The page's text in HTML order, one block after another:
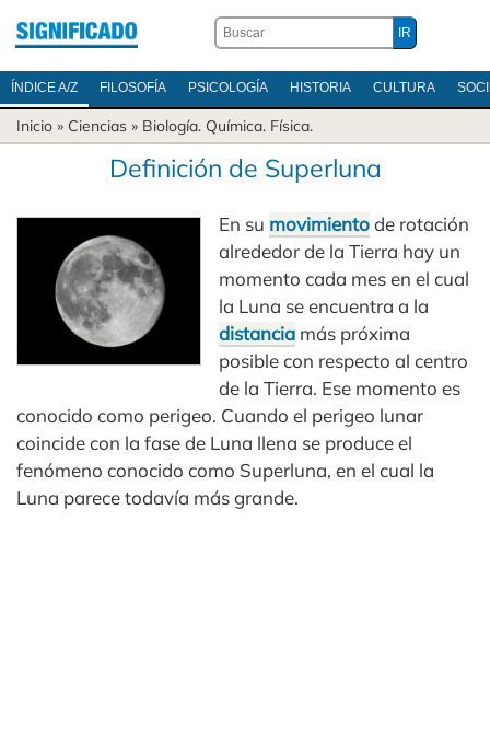
ÍNDICE A/Z FILOSOFÍA PSICOLOGÍA HISTORIA CULTURA
Inicio » Ciencias » Biología. Química. Física.
Definición de Superluna
En su movimientode rotación
alrededor de la Tierra hay un
momento cada mes en el cual
la Luna se encuentra a la
distancia más próxima
posible con respecto al centro
de la Tierra. Ese momento es
conocido como perigeo. Cuando el perigeo lunar
coincide con la fase de Luna llena se produce el
fenómeno conocido como Superluna, en el cual la
Luna parece todavía más grande.